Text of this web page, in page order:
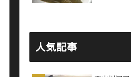
人気記事